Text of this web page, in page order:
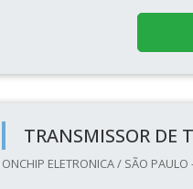
TRANSMISSOR DE
ONCHIP ELETRONICA / SÃO PAULO